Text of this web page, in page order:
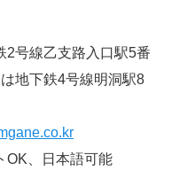
2号線乙支路入口駅5番
地下鉄4号線明洞駅8
OK、日本語可能